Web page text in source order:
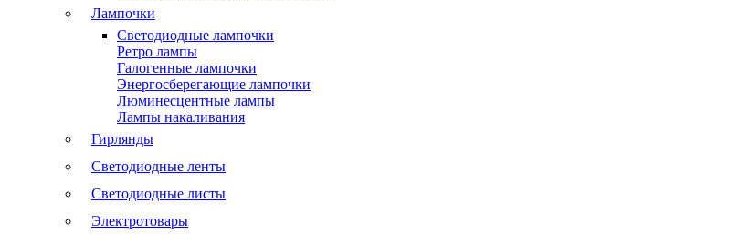
Лампочки
Светодиодные лампочки
Ретро лампы
Галогенные лампочки
Энергосберегающие лампочки
Люминесцентные лампы
Лампы накаливания
Гирлянды
Светодиодные ленты
Светодиодные листы
Электротовары